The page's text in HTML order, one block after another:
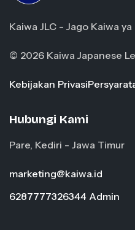
Kaiwa JLC - Jago Kaiwa ya
© 2026 Kaiwa Japanese
Kebijakan Privasi
Hubungi Kami
Pare, Kediri - Jawa Timur
marketing@kaiwa.id
6287777326344 Admin